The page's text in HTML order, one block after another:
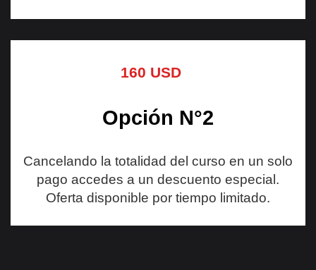
160 USD
Opción N°2
Cancelando la totalidad del curso en un solo
pago accedes a un descuento especial.
Oferta disponible por tiempo limitado.